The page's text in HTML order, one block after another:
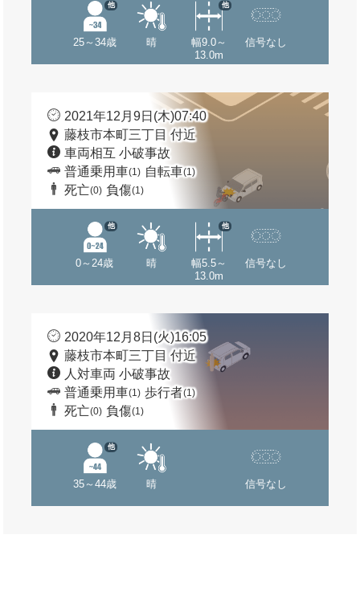
25～34歳
他
晴
幅9.0～
13.0m
他
信号なし
2021年12月9日(木)07:40
藤枝市本町三丁目 付近
車両相互 小破事故
普通乗用車(1) 自転車(1)
死亡(0) 負傷(1)
0～24歳
他
晴
幅5.5～
13.0m
他
信号なし
2020年12月8日(火)16:05
藤枝市本町三丁目 付近
人対車両 小破事故
普通乗用車(1) 歩行者(1)
死亡(0) 負傷(1)
35～44歳
他
晴 信号なし